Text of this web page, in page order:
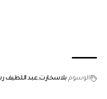
الوسوم بلاسخارت عبد اللطيف